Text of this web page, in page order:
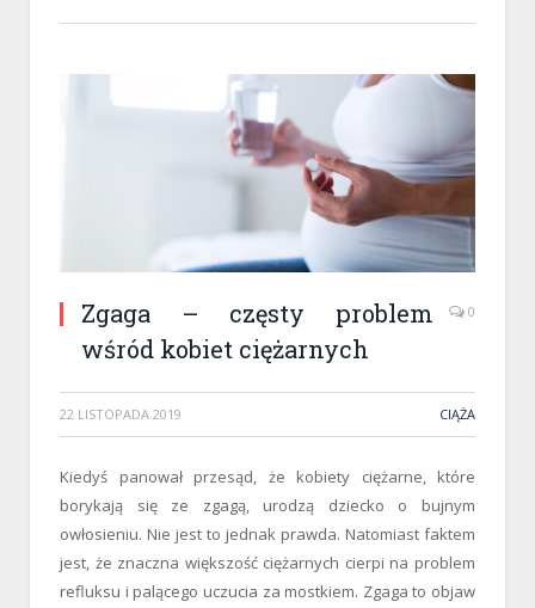
Zgaga – częsty problem
wśród kobiet ciężarnych
0
22 LISTOPADA 2019 CIĄŻA
Kiedyś panował przesąd, że kobiety ciężarne, które
borykają się ze zgagą, urodzą dziecko o bujnym
owłosieniu. Nie jest to jednak prawda. Natomiast faktem
jest, że znaczna większość ciężarnych cierpi na problem
refluksu i palącego uczucia za mostkiem. Zgaga to objaw